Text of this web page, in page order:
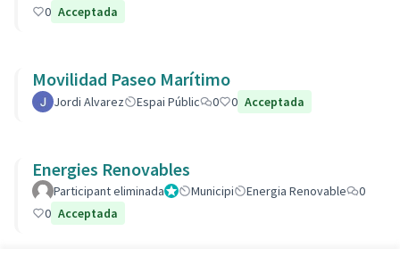
0 Acceptada
Movilidad Paseo Marítimo
Jordi Alvarez Espai Públic 0 0 Acceptada
Energies Renovables
Participant eliminadaAdministrador
Municipi Energia Renovable
0
0 Acceptada